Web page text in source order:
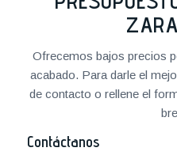
Ofrecemos bajos precios
acabado. Para darle el
de contacto o rellene el
Contáctanos